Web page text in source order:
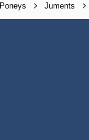
Poneys Juments